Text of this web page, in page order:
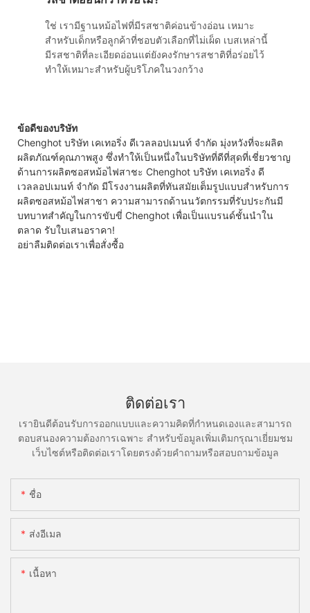
ใช่ เรามีฐานหม้อไฟที่มีรสชาติค่อนข้างอ่อน เหมาะ
สำหรับเด็กหรือลูกค้าที่ชอบตัวเลือกที่ไม่เผ็ด เบสเหล่านี้
มีรสชาติที่ละเอียดอ่อนแต่ยังคงรักษารสชาติที่อร่อยไว้
ทำให้เหมาะสำหรับผู้บริโภคในวงกว้าง
ข้อดีของบริษัท
Chenghot บริษัท เคเทอริ่ง ดีเวลลอปเมนท์ จำกัด มุ่งหวังที่จะผลิต
ผลิตภัณฑ์คุณภาพสูง ซึ่งทำให้เป็นหนึ่งในบริษัทที่ดีที่สุดที่เชี่ยวชาญ
ด้านการผลิตซอสหม้อไฟสาชะ Chenghot บริษัท เคเทอริ่ง ดี
เวลลอปเมนท์ จำกัด มีโรงงานผลิตที่ทันสมัยเต็มรูปแบบสำหรับการ
ผลิตซอสหม้อไฟสาชา ความสามารถด้านนวัตกรรมที่รับประกันมี
บทบาทสำคัญในการขับขี่ Chenghot เพื่อเป็นแบรนด์ชั้นนำใน
ตลาด รับใบเสนอราคา!
อย่าลืมติดต่อเราเพื่อสั่งซื้อ
ติดต่อเรา
เรายินดีต้อนรับการออกแบบและความคิดที่กำหนดเองและสามารถ
ตอบสนองความต้องการเฉพาะ สำหรับข้อมูลเพิ่มเติมกรุณาเยี่ยมชม
เว็บไซต์หรือติดต่อเราโดยตรงด้วยคำถามหรือสอบถามข้อมูล
ชื่อ
ส่งอีเมล
เนื้อหา